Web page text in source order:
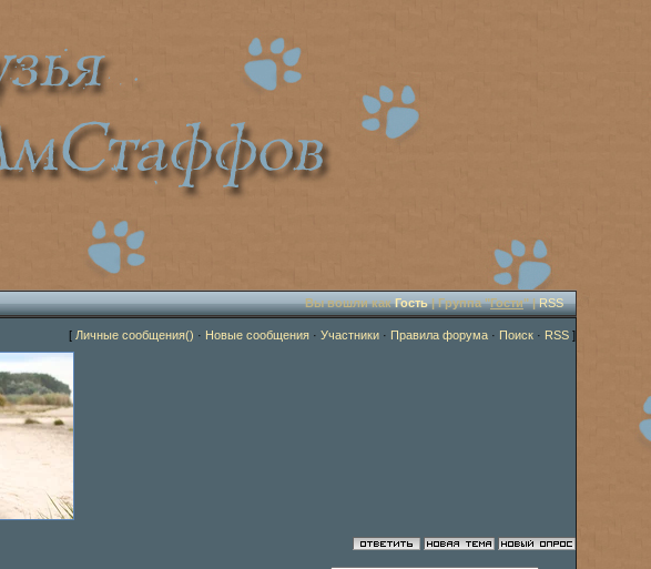
Вы вошли какГость| Группа "Гости" |RSS
[ Личные сообщения() · Новые сообщения · Участники · Правила форума · Поиск · RSS ]